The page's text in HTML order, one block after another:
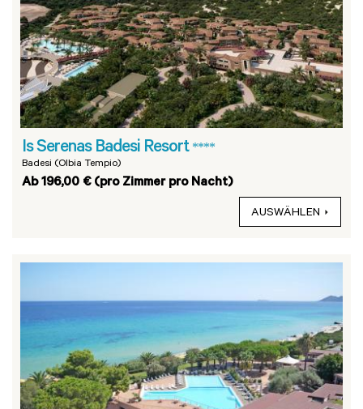
Is Serenas Badesi Resort ****
Badesi (Olbia Tempio)
Ab 196,00 € (pro Zimmer pro Nacht)
AUSWÄHLEN